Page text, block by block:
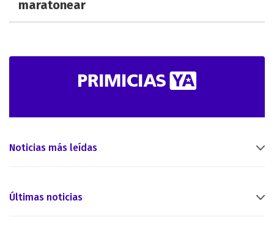
maratonear
Noticias más leídas
Últimas noticias